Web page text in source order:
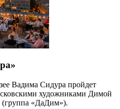
Вадима Сидура пройдет
художниками Димой
«ДаДим»).